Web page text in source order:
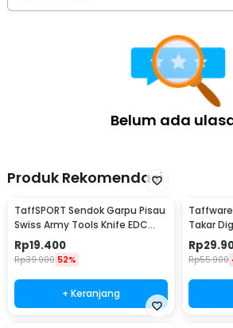
Belum ada
Produk Rekomendasi
TaffSPORT Sendok Garpu Pisau
Swiss Army Tools Knife EDC
6in1 - A007
Rp19.400
Rp39.900 52%
+ Keranjang
Takar
500g 0.1g
Rp
Rp55.900